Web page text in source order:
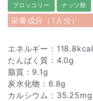
ブロッコリー ナッツ類
栄養成分（1人分）
エネルギー：118.8kcal
たんぱく質：4.0g
脂質：9.1g
炭水化物：6.8g
カルシウム：35.25mg